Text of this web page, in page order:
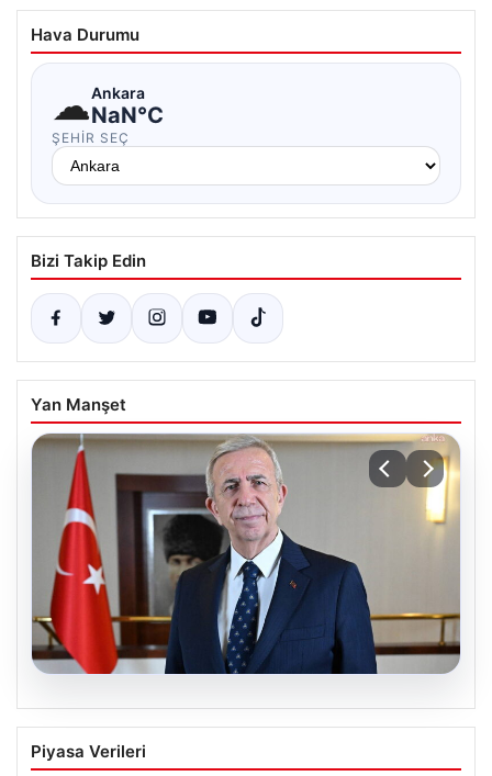
Hava Durumu
☁Ankara
NaN°C
ŞEHIR SEÇ
Bizi Takip Edin
Yan Manşet
08.08.2026
Mansur Yavaş’tan Ata Çiftliği’ne Davet:
Doğa ile İç İçe Bir Gün Geçirmeye Davet
Piyasa Verileri